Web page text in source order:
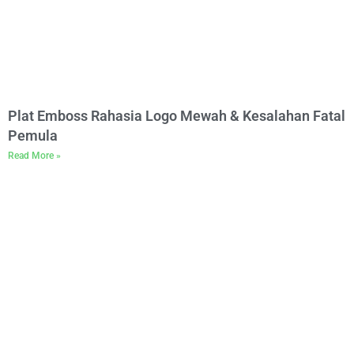
Plat Emboss Rahasia Logo Mewah & Kesalahan Fatal
Pemula
Read More »